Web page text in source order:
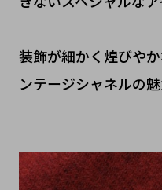
装飾が細かく煌びや
ンテージシャネルの